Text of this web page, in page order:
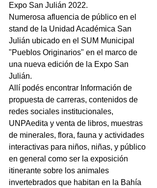
Expo San Julián 2022.
Numerosa afluencia de público en el
stand de la Unidad Académica San
Julián ubicado en el SUM Municipal
"Pueblos Originarios" en el marco de
una nueva edición de la Expo San
Julián.
Allí podés encontrar Información de
propuesta de carreras, contenidos de
redes sociales institucionales,
UNPAedita y venta de libros, muestras
de minerales, flora, fauna y actividades
interactivas para niños, niñas, y público
en general como ser la exposición
itinerante sobre los animales
invertebrados que habitan en la Bahía